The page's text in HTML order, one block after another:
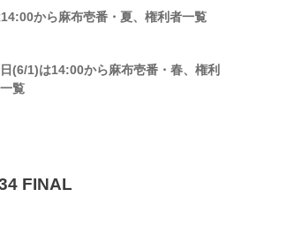
から麻布壱番・夏、権利者一覧
(6/1)は14:00から麻布壱番・春、権利
覧
FINAL